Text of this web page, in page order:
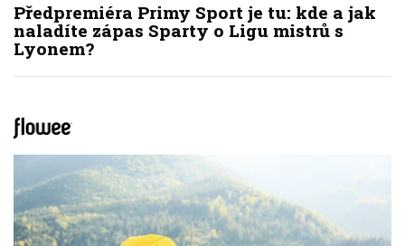
Předpremiéra Primy Sport je tu: kde a jak
naladíte zápas Sparty o Ligu mistrů s
Lyonem?